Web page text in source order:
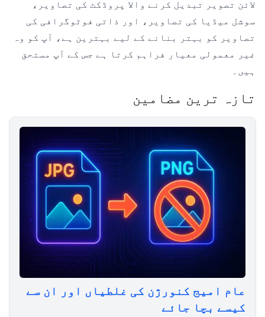
لائن تصویر تبدیل کرنے والا پروڈکٹ کی تصاویر،
سوشل میڈیا کی تصاویر، اور ذاتی فوٹوگرافی کی
تصاویر کو بہتر بنانے کے لیے بہترین ہے، آپ کو وہ
غیر معمولی معیار فراہم کرتا ہے جس کے آپ مستحق
ہیں۔
تازہ ترین مضامین
عام امیج کنورژن کی غلطیاں اور ان سے
کیسے بچا جائے